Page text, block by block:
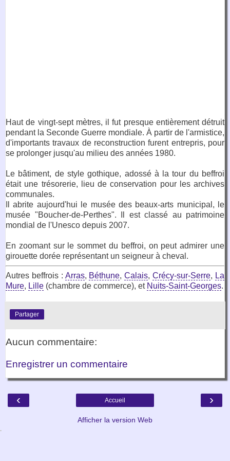
Haut de vingt-sept mètres, il fut presque entièrement détruit
pendant la Seconde Guerre mondiale. À partir de l'armistice,
d'importants travaux de reconstruction furent entrepris, pour
se prolonger jusqu'au milieu des années 1980.
Le bâtiment, de style gothique, adossé à la tour du beffroi
était une trésorerie, lieu de conservation pour les archives
communales.
Il abrite aujourd'hui le musée des beaux-arts municipal, le
musée "Boucher-de-Perthes". Il est classé au patrimoine
mondial de l'Unesco depuis 2007.
En zoomant sur le sommet du beffroi, on peut admirer une
girouette dorée représentant un seigneur à cheval.
Autres beffrois : Arras, Béthune,Calais,Crécy-sur-Serre, La
Mure, Lille (chambre de commerce), et Nuits-Saint-Georges.
Partager
Aucun commentaire:
Enregistrer un commentaire
‹ ›
Accueil
Afficher la version Web